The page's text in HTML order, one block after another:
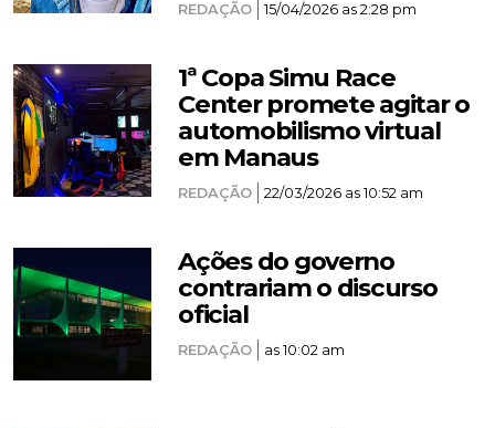
REDAÇÃO 15/04/2026 as 2:28 pm
1ª Copa Simu Race
Center promete agitar o
automobilismo virtual
em Manaus
REDAÇÃO 22/03/2026 as 10:52 am
Ações do governo
contrariam o discurso
oficial
REDAÇÃO as 10:02 am